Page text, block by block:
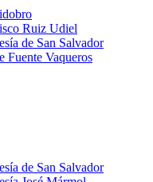
Ruiz Udiel
de San Salvador
Fuente Vaqueros
de San Salvador